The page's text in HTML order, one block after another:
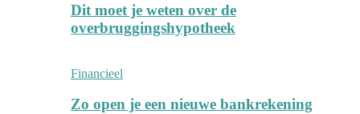
Dit moet je weten over de
overbruggingshypotheek
Financieel
Zo open je een nieuwe bankrekening